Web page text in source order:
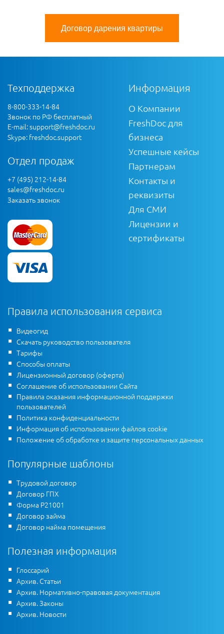
Договор дарения квартиры
Техподдержка
8-800-333-14-84
Звонок по РФ бесплатный
E-mail:support@freshdoc.ru
Skype: freshdoc.support
Отдел продаж
+7 (495) 212-14-84
sales@freshdoc.ru
Заказать звонок
Информация
О Компании
FreshDoc для
бизнеса
Успешные кейсы
Партнерам
Контакты и
реквизиты
Для СМИ
Лицензии и
сертификаты
Правила использования сервиса
Видеогид
Скачать руководство пользователя
Тарифы
Способы оплаты
Лицензионный договор (оферта)
Соглашение об использовании Сайта
Правила оказания информационной поддержки
пользователей
Политика конфиденциальности
Информация об использовании файлов cookie
Положение об обработке и защите персональных данных
Популярные шаблоны
Трудовой договор
Договор ГПХ
Форма Р21001
Договор займа
Договор найма помещения
Полезная информация
Глоссарий
Архив. Статьи
Архив. Нормативно-правовая документация
Архив. Законы
Архив. Новости